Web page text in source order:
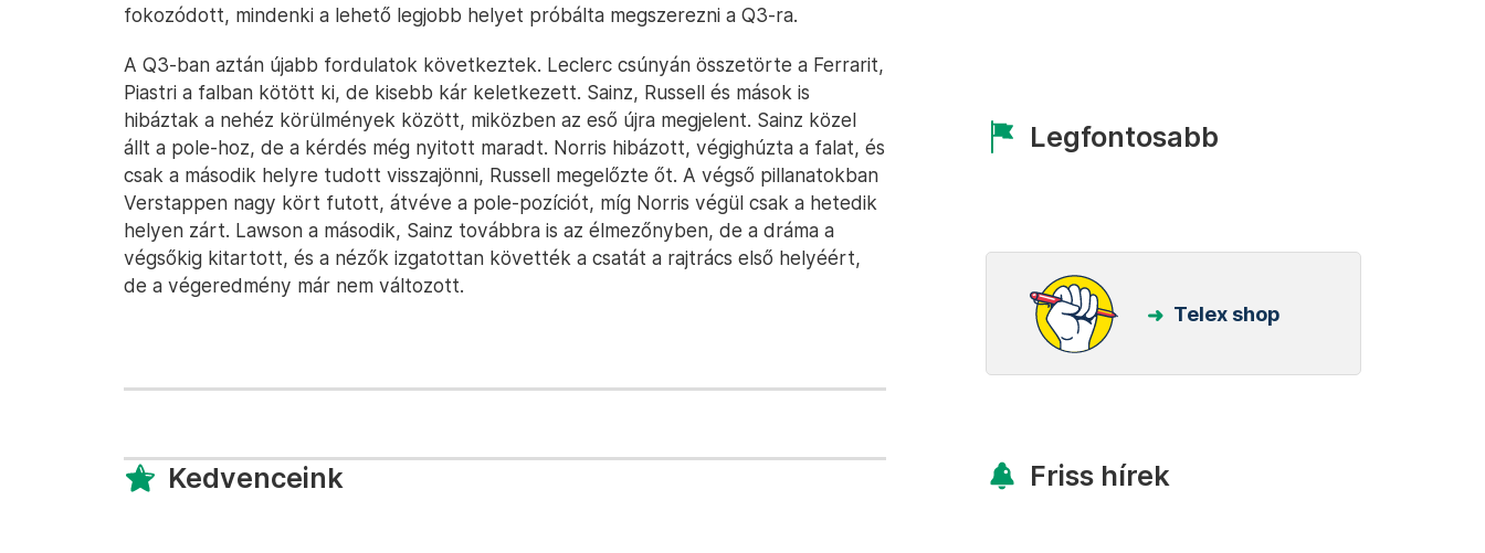
fokozódott, mindenki a lehető legjobb helyet próbálta megszerezni a Q3-ra.
A Q3-ban aztán újabb fordulatok következtek. Leclerc csúnyán összetörte a Ferrarit,
Piastri a falban kötött ki, de kisebb kár keletkezett. Sainz, Russell és mások is
hibáztak a nehéz körülmények között, miközben az eső újra megjelent. Sainz közel
állt a pole-hoz, de a kérdés még nyitott maradt. Norris hibázott, végighúzta a falat, és
csak a második helyre tudott visszajönni, Russell megelőzte őt. A végső pillanatokban
Verstappen nagy kört futott, átvéve a pole-pozíciót, míg Norris végül csak a hetedik
helyen zárt. Lawson a második, Sainz továbbra is az élmezőnyben, de a dráma a
végsőkig kitartott, és a nézők izgatottan követték a csatát a rajtrács első helyéért,
de a végeredmény már nem változott.
Kedvenceink
Legfontosabb
Telex shop
Friss hírek